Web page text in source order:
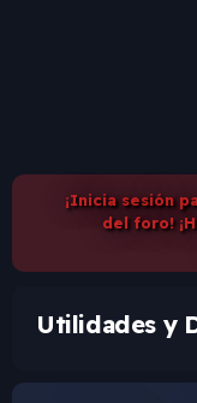
¡Inicia sesión
del foro!
Utilidades y